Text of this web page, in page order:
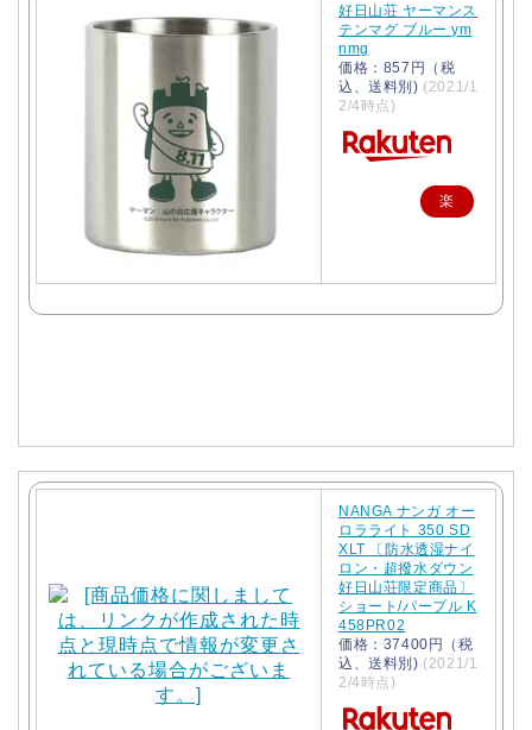
好日山荘 ヤーマンス
テンマグ ブルー ym
nmg
価格：857円（税
込、送料別) (2021/1
2/4時点)
楽
NANGA ナンガ オー
ロラライト 350 SD
XLT 〔防水透湿ナイ
ロン・超撥水ダウン
好日山荘限定商品〕
ショート/パープル K
458PR02
価格：37400円（税
込、送料別) (2021/1
2/4時点)